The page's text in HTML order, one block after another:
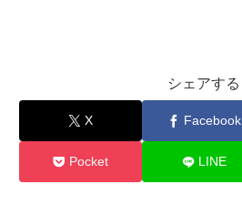
シェアする
X Facebook
Pocket LINE